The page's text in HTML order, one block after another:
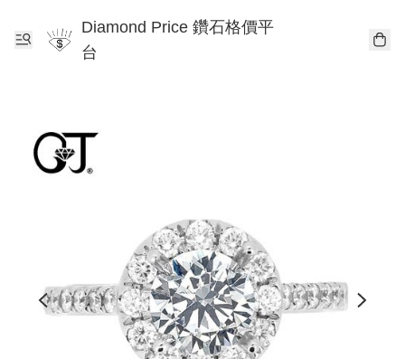
Diamond Price 鑽石格價平
台